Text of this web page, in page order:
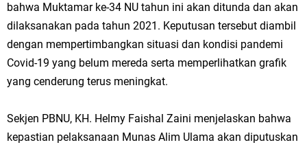
bahwa Muktamar ke-34 NU tahun ini akan ditunda dan akan
dilaksanakan pada tahun 2021. Keputusan tersebut diambil
dengan mempertimbangkan situasi dan kondisi pandemi
Covid-19 yang belum mereda serta memperlihatkan grafik
yang cenderung terus meningkat.
Sekjen PBNU, KH. Helmy Faishal Zaini menjelaskan bahwa
kepastian pelaksanaan Munas Alim Ulama akan diputuskan